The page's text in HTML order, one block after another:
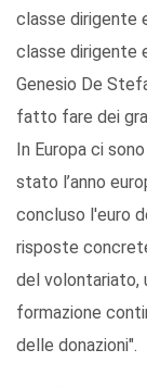
classe dirigente
classe dirigente
Genesio De
fatto fare dei
In Europa ci
stato l’anno
concluso l'euro
risposte
del volontariato,
formazione
delle donazioni".